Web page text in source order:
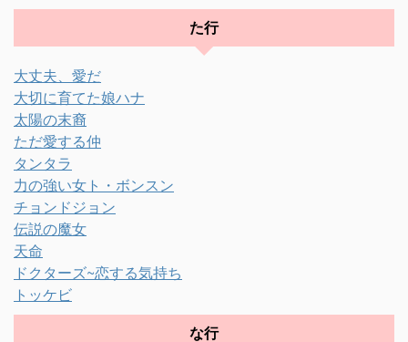
た行
大丈夫、愛だ
大切に育てた娘ハナ
太陽の末裔
ただ愛する仲
タンタラ
力の強い女ト・ボンスン
チョンドジョン
伝説の魔女
天命
ドクターズ~恋する気持ち
トッケビ
な行